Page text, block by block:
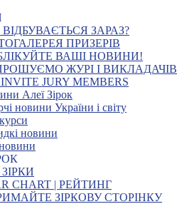
ЗАРАЗ?
ПРИЗЕРІВ
ВАШІ НОВИНИ!
ЖУРІ І ВИКЛАДАЧІВ
JURY MEMBERS
Алеї Зірок
новини України і світу
новини
CHART | РЕЙТИНГ
ЗІРКОВУ СТОРІНКУ